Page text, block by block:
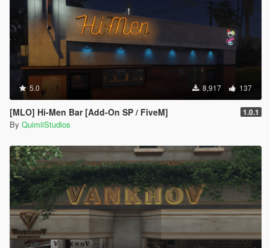
5.0 8,917 137
[MLO] Hi-Men Bar [Add-On SP / FiveM] 1.0.1
By QuimiiStudios